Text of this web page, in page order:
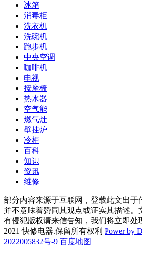
冰箱
消毒柜
洗衣机
洗碗机
跑步机
中央空调
咖啡机
电视
按摩椅
热水器
空气能
燃气灶
壁挂炉
冷柜
百科
知识
资讯
维修
部分内容来源于互联网，登载此文出于
并不意味着赞同其观点或证实其描述。
有侵犯版权请来信告知，我们将立即处
2021 快修电器.保留所有权利 Power by
2022005832号-9 百度地图